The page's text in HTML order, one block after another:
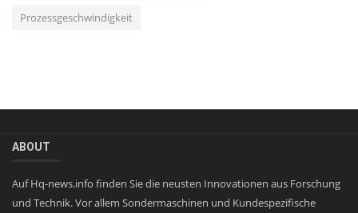
Prozessgeschwindigkeit
ABOUT
Auf Hq-news.info finden Sie die neusten Innovationen aus Forschung
und Technik. Vor allem Sondermaschinen und Kundespezifische